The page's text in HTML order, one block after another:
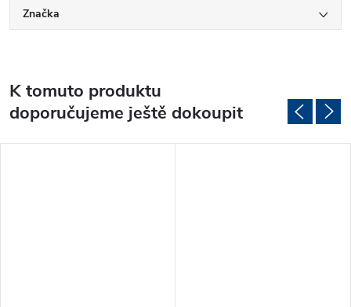
Značka
K tomuto produktu
doporučujeme ještě dokoupit